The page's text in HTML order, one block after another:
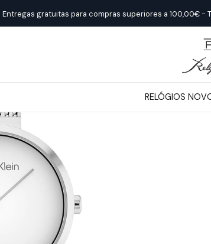
RELÓGIOS
Entregas gratuitas para compras superiores a 100,00€ -
Início Relógios Novos Calvin